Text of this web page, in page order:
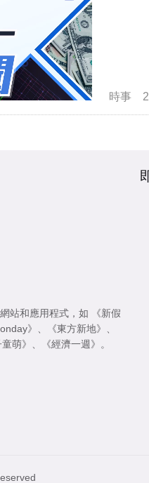
時事
站和應用程式，如
《新假
》 《東方新地》
萌》 《經濟一週》 。